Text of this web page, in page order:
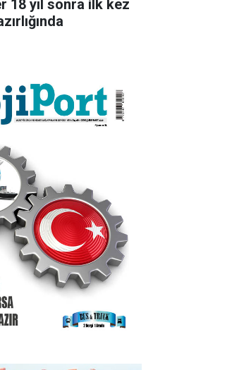
18 yıl sonra ilk kez